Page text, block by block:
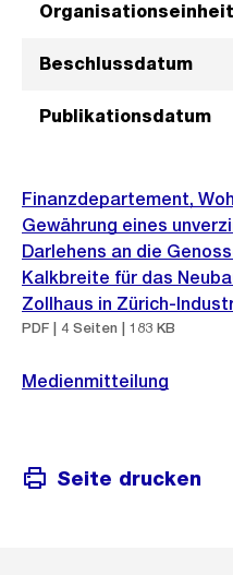
Organisationseinheit
Beschlussdatum
Publikationsdatum
Finanzdepartement,
Gewährung eines
Darlehens an die
Kalkbreite für das
Zollhaus in Zürich-
PDF | 4 Seiten | 183 KB
Medienmitteilung
Seite drucken